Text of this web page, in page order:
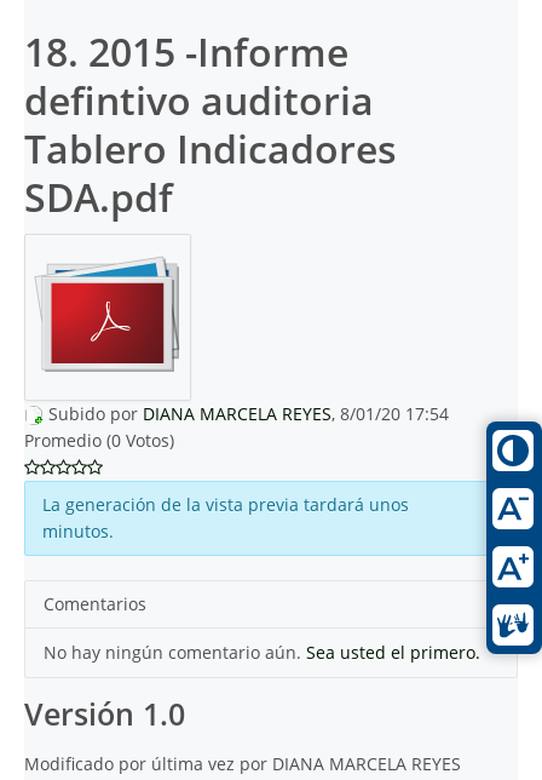
18. 2015 -Informe
defintivo auditoria
Tablero Indicadores
SDA.pdf
Subido por DIANA MARCELA REYES, 8/01/20 17:54
Promedio (0 Votos)
La generación de la vista previa tardará unos
minutos.
Comentarios
No hay ningún comentario aún. Sea usted el primero.
Versión 1.0
Modificado por última vez por DIANA MARCELA REYES